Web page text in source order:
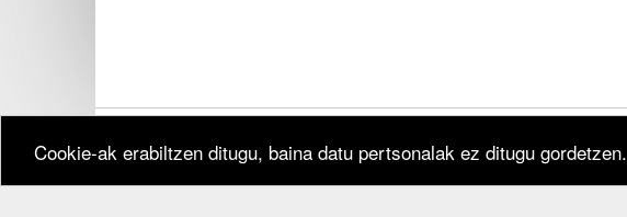
Cookie-ak erabiltzen ditugu, baina datu pertsonalak ez ditugu gordetzen.